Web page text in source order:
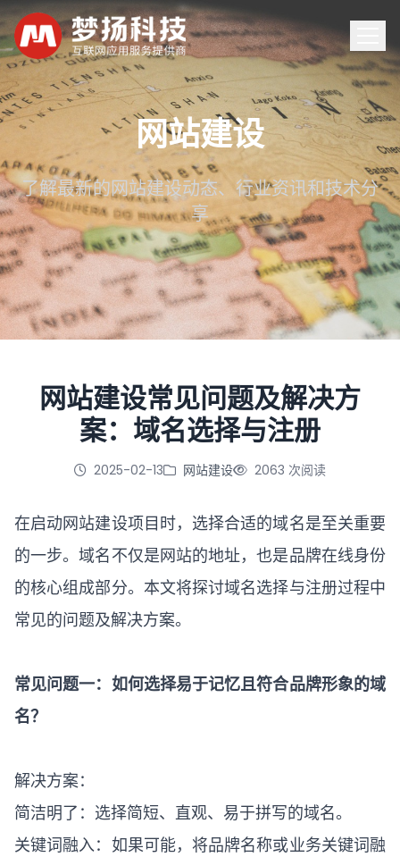
首页
服务
案例
新闻
关于
立即咨询
网站建设
了解最新的网站建设动态、行业资讯和技术分
享
网站建设常见问题及解决方
案：域名选择与注册
2025-02-13 网站建设 2063 次阅读
在启动网站建设项目时，选择合适的域名是至关重要
的一步。域名不仅是网站的地址，也是品牌在线身份
的核心组成部分。本文将探讨域名选择与注册过程中
常见的问题及解决方案。
常见问题一：如何选择易于记忆且符合品牌形象的域
名？
解决方案：
简洁明了：选择简短、直观、易于拼写的域名。
关键词融入：如果可能，将品牌名称或业务关键词融